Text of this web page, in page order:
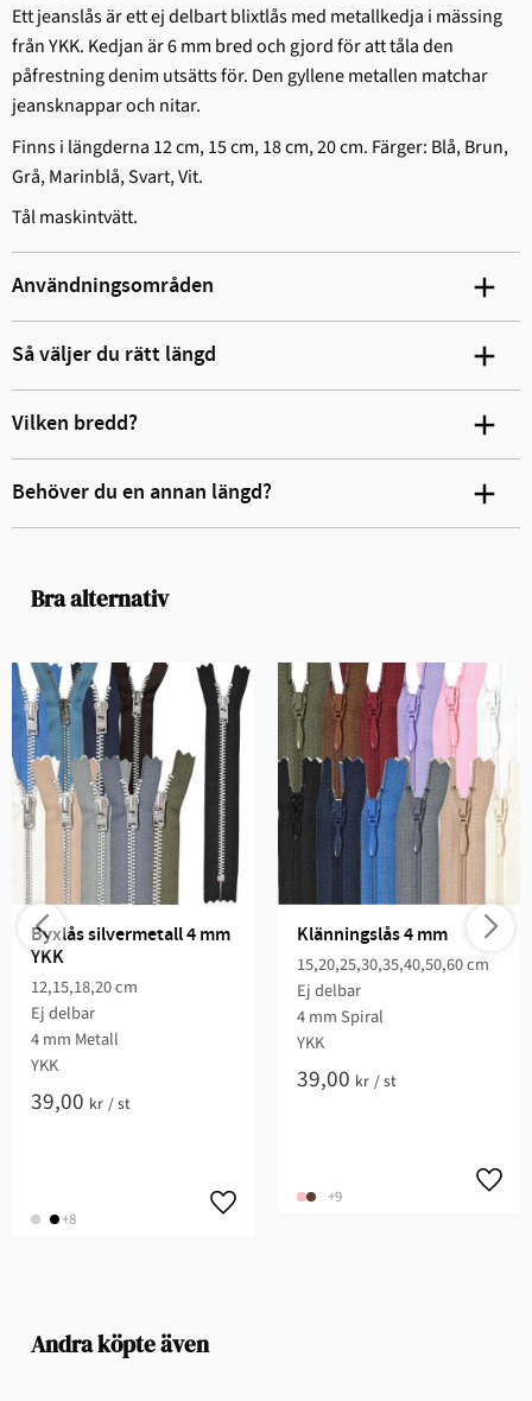
Ett jeanslås är ett ej delbart blixtlås med metallkedja i mässing
från YKK. Kedjan är 6 mm bred och gjord för att tåla den
påfrestning denim utsätts för. Den gyllene metallen matchar
jeansknappar och nitar.
Finns i längderna 12 cm, 15 cm, 18 cm, 20 cm. Färger: Blå, Brun,
Grå, Marinblå, Svart, Vit.
Tål maskintvätt.
Användningsområden
Så väljer du rätt längd
Vilken bredd?
Behöver du en annan längd?
Bra alternativ
Byxlås silvermetall 4 mm
YKK
12,15,18,20 cm
Ej delbar
4 mm Metall
YKK
39,00 kr /st
+8
Klänningslås 4 mm
15,20,25,30,35,40,50,60 cm
Ej delbar
4 mm Spiral
YKK
39,00 kr /st
+9
Andra köpte även